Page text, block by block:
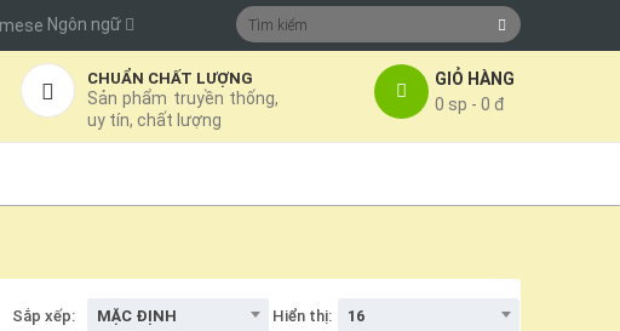
Ngôn ngữ
CHUẨN CHẤT LƯỢNG
Sản phẩm truyền thống,
uy tín, chất lượng
GIỎ HÀNG
0 sp - 0 đ
Sắp xếp: MẶC ĐỊNH Hiển thị: 16